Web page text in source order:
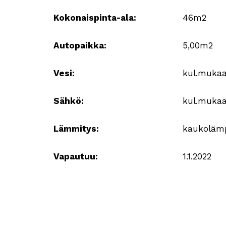
Kokonaispinta-ala: 46m2
Autopaikka: 5,00m2
Vesi:
Sähkö:
Lämmitys:
Vapautuu: 1.1.2022